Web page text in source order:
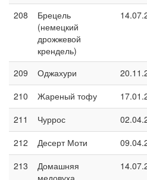
208
Брецель
(немецкий
дрожжевой
крендель)
209 Оджахури
210
Жареный тофу
211
Чуррос
212
Десерт Моти
213
Домашняя